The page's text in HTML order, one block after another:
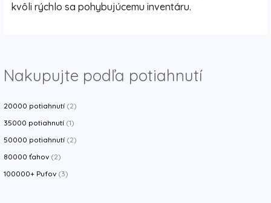
Nakupujte podľa potiahnutí
20000 potiahnutí (2)
35000 potiahnutí (1)
50000 potiahnutí (2)
80000 ťahov (2)
100000+ Pufov (3)
kvôli rýchlo sa pohybujúcemu inventáru.